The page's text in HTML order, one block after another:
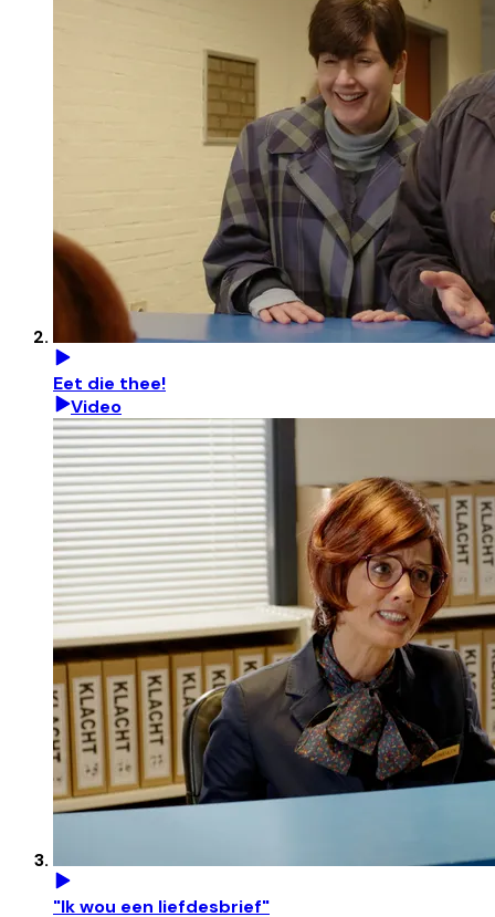
Eet die thee!
Video
"Ik wou een liefdesbrief"